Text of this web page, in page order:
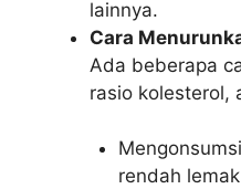
lainnya.
Cara
Ada beberapa
rasio kolesterol,
rendah